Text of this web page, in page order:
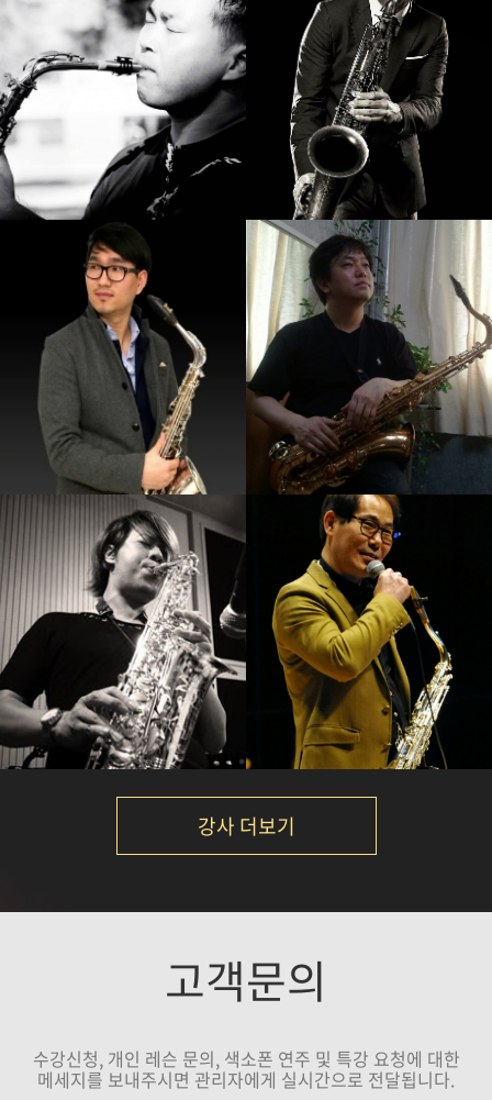
김성길
강의보기
임정윤
강의보기
Calvin Park
강의보기
정재현
강의보기
손민
강의보기
김재준
강의보기
강사 더보기
고객문의
수강신청, 개인 레슨 문의, 색소폰 연주 및 특강 요청에 대한
메세지를 보내주시면 관리자에게 실시간으로 전달됩니다.